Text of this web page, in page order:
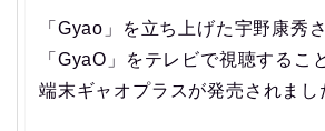
「Gyao」を立ち上げた宇野康秀
「GyaO」をテレビで視聴するこ
端末ギャオプラスが発売されまし